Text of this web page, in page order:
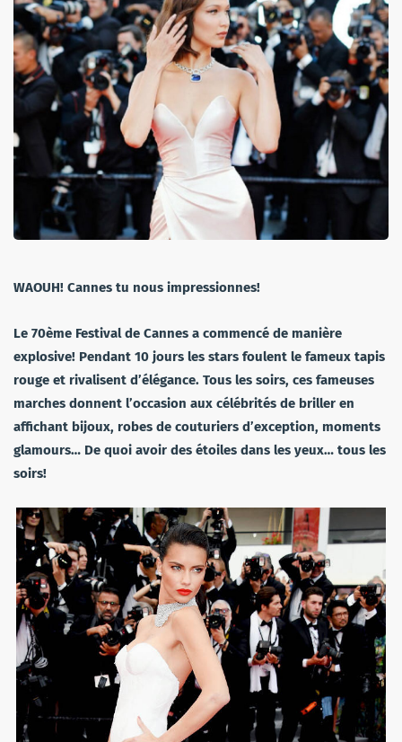
WAOUH! Cannes tu nous impressionnes!
Le 70ème Festival de Cannes a commencé de manière
explosive! Pendant 10 jours les stars foulent le fameux tapis
rouge et rivalisent d’élégance. Tous les soirs, ces fameuses
marches donnent l’occasion aux célébrités de briller en
affichant bijoux, robes de couturiers d’exception, moments
glamours… De quoi avoir des étoiles dans les yeux… tous les
soirs!